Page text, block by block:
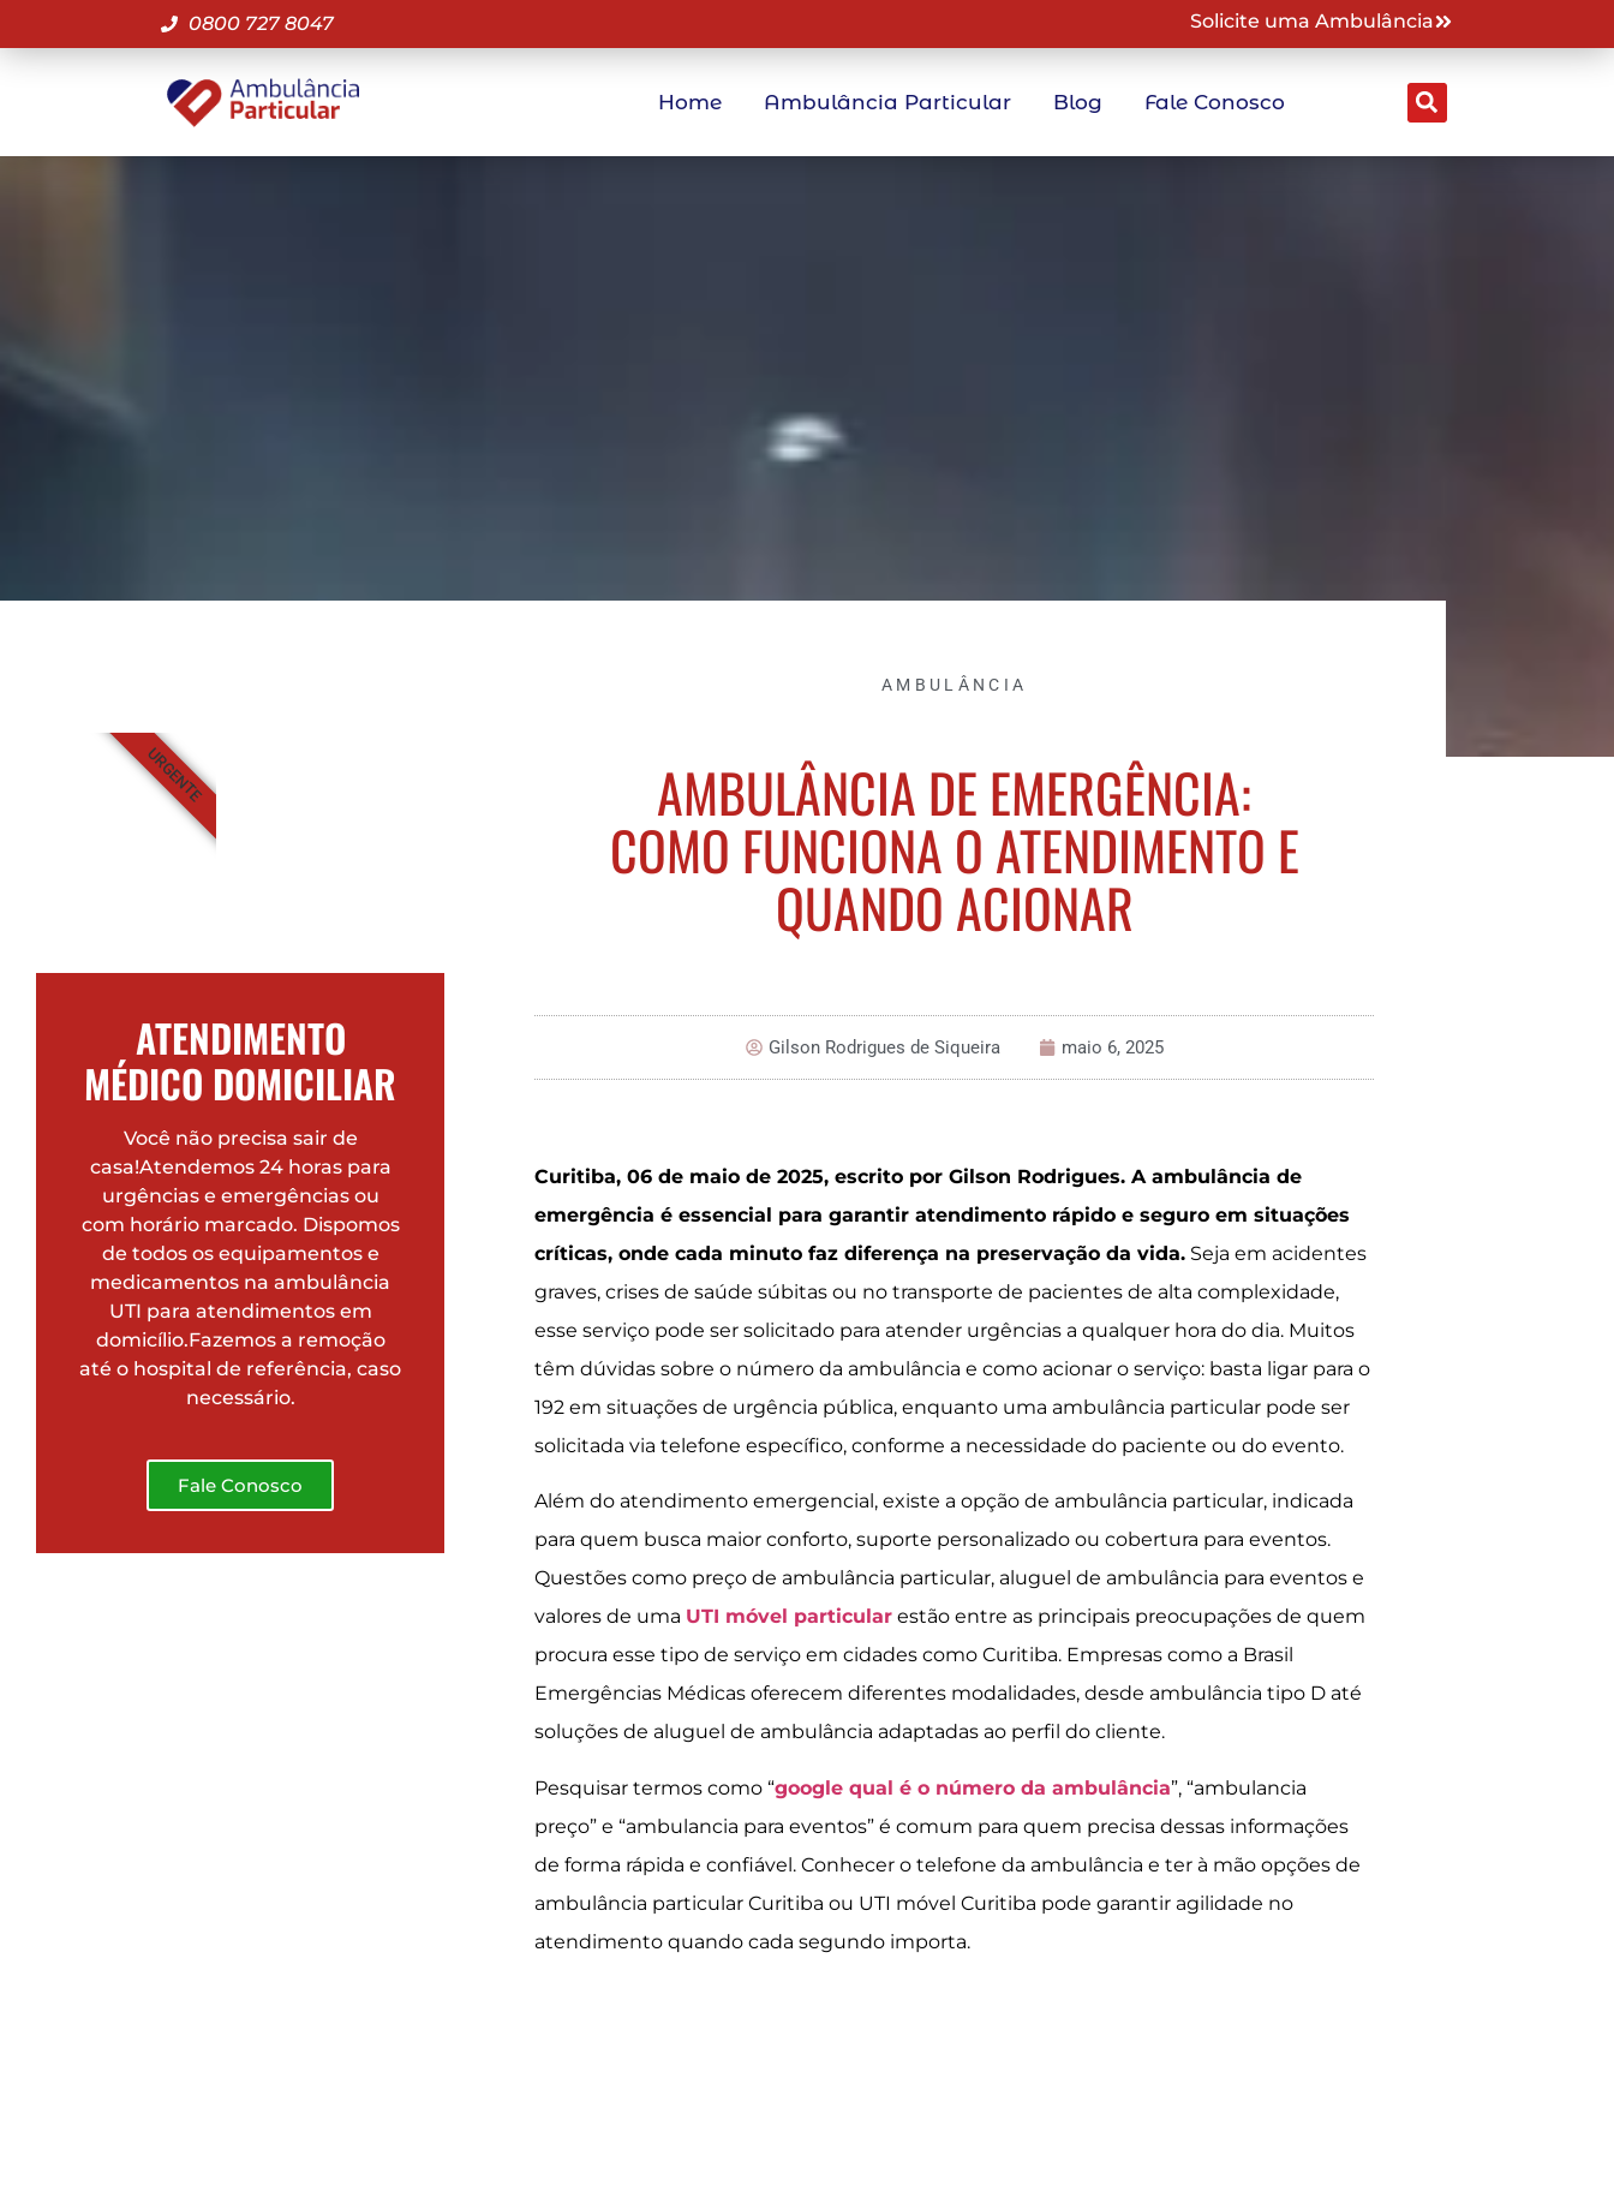
0800 727 8047 Solicite uma Ambulância
Home Ambulância Particular Blog Fale Conosco
ATENDIMENTO
MÉDICO DOMICILIAR
Você não precisa sair de
casa!Atendemos 24 horas para
urgências e emergências ou
com horário marcado. Dispomos
de todos os equipamentos e
medicamentos na ambulância
UTI para atendimentos em
domicílio.Fazemos a remoção
até o hospital de referência, caso
necessário.
Fale Conosco
URGENTE
AMBULÂNCIA
AMBULÂNCIA DE EMERGÊNCIA:
COMO FUNCIONA O ATENDIMENTO E
QUANDO ACIONAR
Gilson Rodrigues de Siqueira maio 6, 2025
Curitiba, 06 de maio de 2025, escrito por Gilson Rodrigues.A ambulância de
emergência é essencial para garantir atendimento rápido e seguro em situações
críticas, onde cada minuto faz diferença na preservação da vida. Seja em acidentes
graves, crises de saúde súbitas ou no transporte de pacientes de alta complexidade,
esse serviço pode ser solicitado para atender urgências a qualquer hora do dia. Muitos
têm dúvidas sobre o número da ambulância e como acionar o serviço: basta ligar para o
192 em situações de urgência pública, enquanto uma ambulância particular pode ser
solicitada via telefone específico, conforme a necessidade do paciente ou do evento.
Além do atendimento emergencial, existe a opção de ambulância particular, indicada
para quem busca maior conforto, suporte personalizado ou cobertura para eventos.
Questões como preço de ambulância particular, aluguel de ambulância para eventos e
valores de uma UTI móvel particular estão entre as principais preocupações de quem
procura esse tipo de serviço em cidades como Curitiba. Empresas como a Brasil
Emergências Médicas oferecem diferentes modalidades, desde ambulância tipo D até
soluções de aluguel de ambulância adaptadas ao perfil do cliente.
Pesquisar termos como “google qual é o número da ambulância”, “ambulancia
preço” e “ambulancia para eventos” é comum para quem precisa dessas informações
de forma rápida e confiável. Conhecer o telefone da ambulância e ter à mão opções de
ambulância particular Curitiba ou UTI móvel Curitiba pode garantir agilidade no
atendimento quando cada segundo importa.